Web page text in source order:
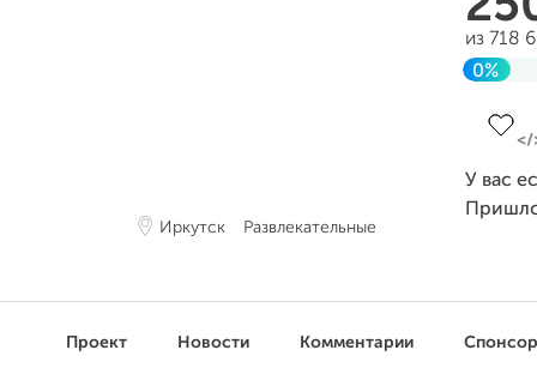
Иркутск Развлекательные
из 718
0%
У вас
Проект Новости Комментарии